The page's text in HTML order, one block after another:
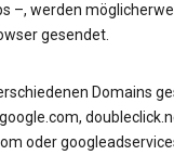
–, werden
gesendet.
Domains
oder